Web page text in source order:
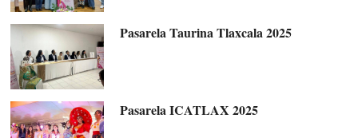
Pasarela Taurina Tlaxcala 2025
Pasarela ICATLAX 2025